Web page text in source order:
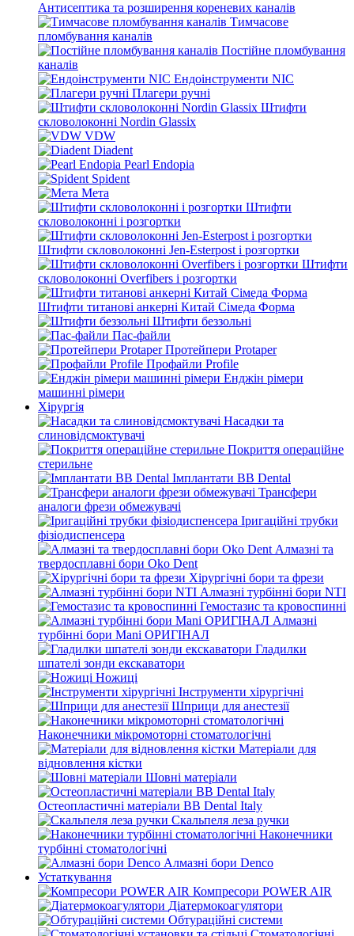
Антисептика та розширення кореневих каналів
Тимчасове
пломбування каналів
Постійне пломбування
каналів
Ендоінструменти NIC
Плагери ручні
Штифти
скловолоконні Nordin Glassix
VDW
Diadent
Pearl Endopia
Spident
Мета
Штифти
скловолоконні і розгортки
Штифти скловолоконні Jen-Esterpost і розгортки
Штифти
скловолоконні Overfibers і розгортки
Штифти титанові анкерні Китай Сімеда Форма
Штифти беззольні
Пас-файли
Протейпери Protaper
Профайли Profile
Енджін рімери
машинні рімери
Хірургія
Насадки та
слиновідсмоктувачі
Покриття операційне
стерильне
Імплантати BB Dental
Трансфери
аналоги фрези обмежувачі
Іригаційні трубки
фізіодиспенсера
Алмазні та
твердосплавні бори Oko Dent
Хірургічні бори та фрези
Алмазні турбінні бори NTI
Гемостазис та кровоспинні
Алмазні
турбінні бори Mani ОРИГІНАЛ
Гладилки
шпателі зонди екскаватори
Ножиці
Інструменти хірургічні
Шприци для анестезії
Наконечники мікромоторні стоматологічні
Матеріали для
відновлення кістки
Шовні матеріали
Остеопластичні матеріали BB Dental Italy
Скальпеля леза ручки
Наконечники
турбінні стоматологічні
Алмазні бори Denco
Устаткування
Компресори POWER AIR
Діатермокоагулятори
Обтураційні системи